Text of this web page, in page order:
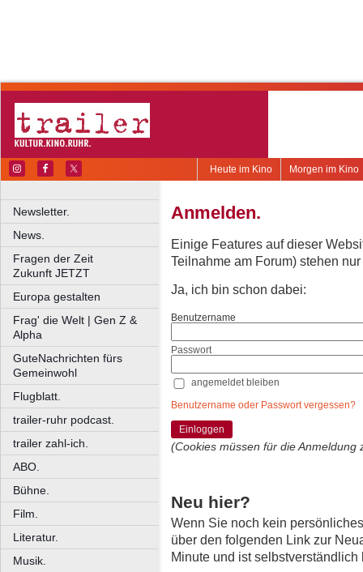
Morgen im Kino
Heute im Kino
Newsletter.
News.
Fragen der Zeit
Zukunft JETZT
Europa gestalten
Frag' die Welt | Gen Z &
Alpha
GuteNachrichten fürs
Gemeinwohl
Flugblatt.
trailer-ruhr podcast.
trailer zahl-ich.
ABO.
Bühne.
Film.
Literatur.
Musik.
Anmelden.
Einige Features auf dieser
Teilnahme am Forum) stehen
Ja, ich bin schon dabei:
Benutzername
Passwort
angemeldet bleiben
Benutzername oder Passwort vergessen?
Einloggen
(Cookies müssen für die Anmeldung
Neu hier?
Wenn Sie noch kein
über den folgenden Link zur
Minute und ist selbstverständlich